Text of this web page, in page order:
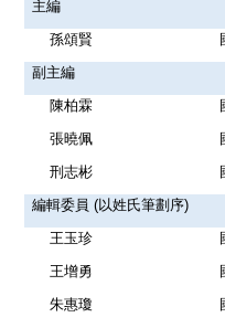
主編
孫頌賢
副主編
陳柏霖
張曉佩
刑志彬
編輯委員 (以姓氏筆劃序)
王玉珍
王增勇
朱惠瓊